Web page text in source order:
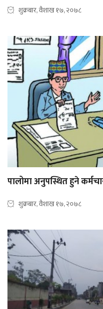
शुक्रबार, वैशाख १७, २०७८
पालोमा अनुपस्थित हुने
शुक्रबार, वैशाख १७, २०७८